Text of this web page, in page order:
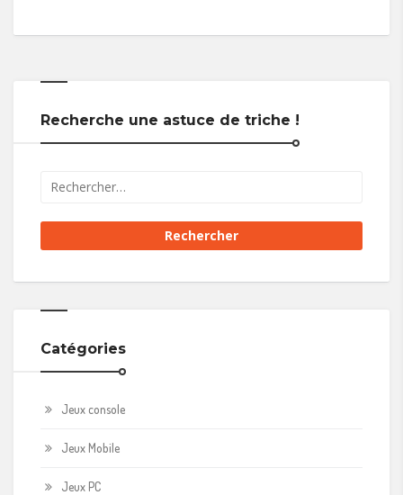
Recherche une astuce de triche !
Catégories
Jeux console
Jeux Mobile
Jeux PC